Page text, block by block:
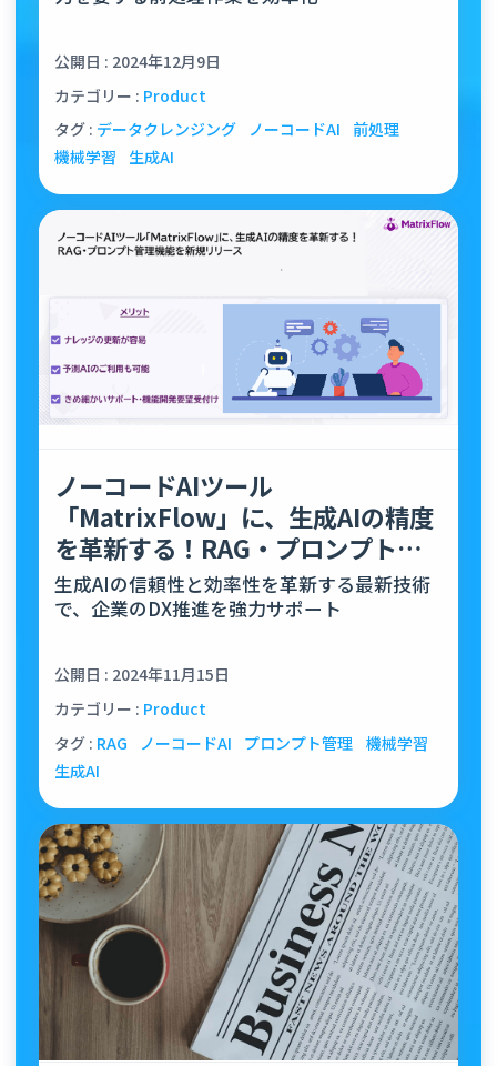
公開日 : 2024年12月9日
カテゴリー : Product
タグ : データクレンジング ノーコードAI
前処理
機械学習
生成AI
ノーコードAIツール
「MatrixFlow」に、生成AIの精度
を革新する！RAG・プロンプト管
理機能を新規リリース
生成AIの信頼性と効率性を革新する最新技術
で、企業のDX推進を強力サポート
公開日 : 2024年11月15日
カテゴリー : Product
タグ : RAG ノーコードAI プロンプト管理 機械学習
生成AI